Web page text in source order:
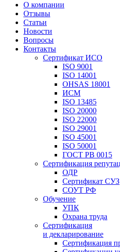
О компании
Отзывы
Статьи
Новости
Вопросы
Контакты
Сертификат ИСО
ISO 9001
ISO 14001
OHSAS 18001
ИСМ
ISO 13485
ISO 20000
ISO 22000
ISO 29001
ISO 45001
ISO 50001
ГОСТ РВ 0015
Сертификация
ОДР
Сертификат СУЗ
СОУТ РФ
Обучение
УПК
Охрана труда
Сертификация
и декларирование
Сертификация